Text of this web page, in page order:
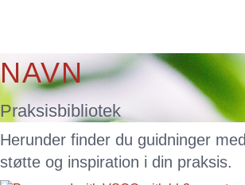
NAVN
Praksisbibliotek
Herunder finder du guidninger med
støtte og inspiration i din praksis.